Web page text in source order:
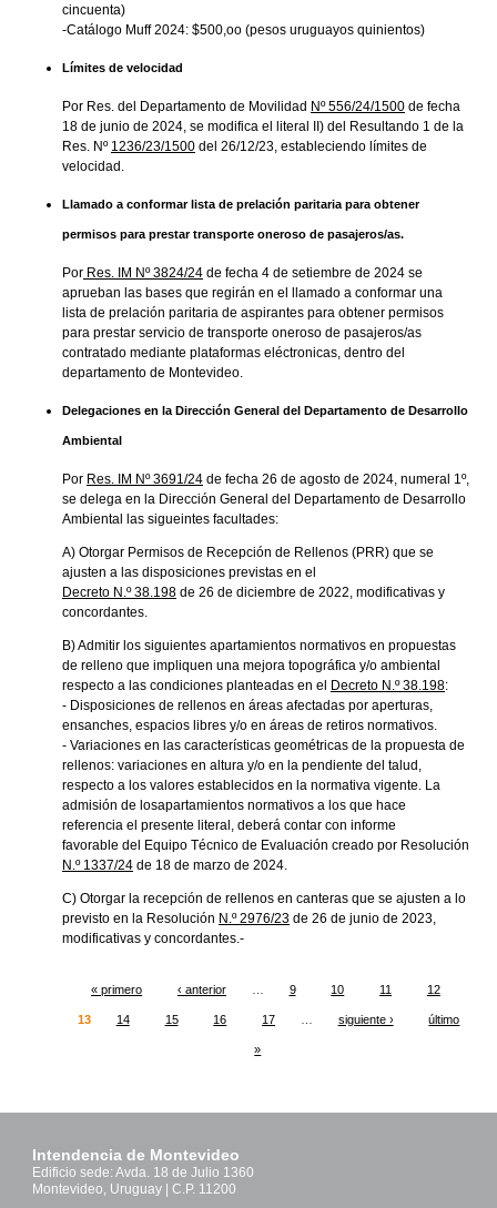
cincuenta)
-Catálogo Muff 2024: $500,oo (pesos uruguayos quinientos)
Límites de velocidad
Por Res. del Departamento de Movilidad Nº 556/24/1500 de fecha
18 de junio de 2024, se modifica el literal II) del Resultando 1 de la
Res. Nº 1236/23/1500 del 26/12/23, estableciendo límites de
velocidad.
Llamado a conformar lista de prelación paritaria para obtener
permisos para prestar transporte oneroso de pasajeros/as.
Por Res. IM Nº 3824/24 de fecha 4 de setiembre de 2024 se
aprueban las bases que regirán en el llamado a conformar una
lista de prelación paritaria de aspirantes para obtener permisos
para prestar servicio de transporte oneroso de pasajeros/as
contratado mediante plataformas eléctronicas, dentro del
departamento de Montevideo.
Delegaciones en la Dirección General del Departamento de Desarrollo
Ambiental
Por Res. IM Nº 3691/24 de fecha 26 de agosto de 2024, numeral 1º,
se delega en la Dirección General del Departamento de Desarrollo
Ambiental las sigueintes facultades:
A) Otorgar Permisos de Recepción de Rellenos (PRR) que se
ajusten a las disposiciones previstas en el
Decreto N.º 38.198 de 26 de diciembre de 2022, modificativas y
concordantes.
B) Admitir los siguientes apartamientos normativos en propuestas
de relleno que impliquen una mejora topográfica y/o ambiental
respecto a las condiciones planteadas en el
Decreto N.º 38.198:
- Disposiciones de rellenos en áreas afectadas por aperturas,
ensanches, espacios libres y/o en áreas de retiros normativos.
- Variaciones en las características geométricas de la propuesta de
rellenos: variaciones en altura y/o en la pendiente del talud,
respecto a los valores establecidos en la normativa vigente. La
admisión de losapartamientos normativos a los que hace
referencia el presente literal, deberá contar con informe
favorable del Equipo Técnico de Evaluación creado por Resolución
N.º 1337/24 de 18 de marzo de 2024.
C) Otorgar la recepción de rellenos en canteras que se ajusten a lo
previsto en la Resolución N.º 2976/23 de 26 de junio de 2023,
modificativas y concordantes.-
Páginas
« primero ‹ anterior 9 10 11 12
13 14 15 16 17 siguiente › último
»
Intendencia de Montevideo
Edificio sede: Avda. 18 de Julio 1360
Montevideo, Uruguay | C.P. 11200